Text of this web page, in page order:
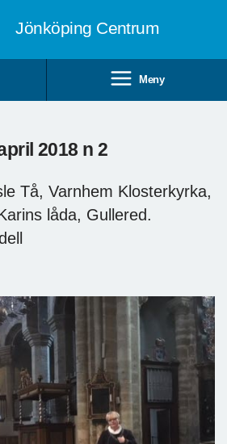
Jönköping Centrum
Meny
2018 n 2
Tå, Varnhem Klosterkyrka,
låda, Gullered.